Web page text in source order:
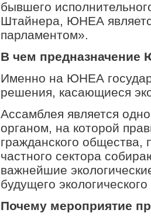
бывшего
Штайнера, ЮНЕА
парламентом».
В чем предназначение
Именно на ЮНЕА
решения, касающиеся
Ассамблея является
органом, на которой
гражданского общества,
частного сектора
важнейшие
будущего
Почему мероприятие